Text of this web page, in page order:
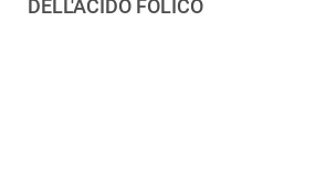
DELL'ACIDO FOLICO